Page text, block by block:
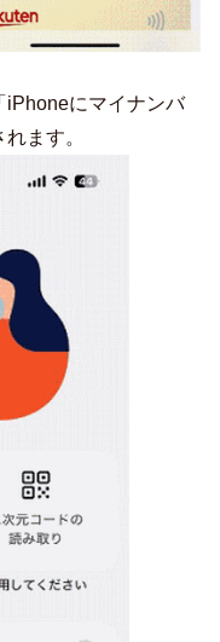
iPhoneにマイナンバ
ます。